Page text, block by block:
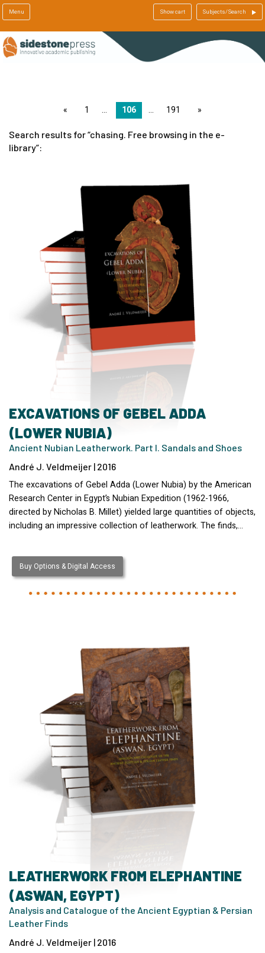
Menu Show cart Subjects/Search
page1 106 191 page
Search results for chasing. Free browsing in the e-
library :
EXCAVATIONS OF GEBEL ADDA
(LOWER NUBIA)
Ancient Nubian Leatherwork. Part I. Sandals and Shoes
André J. Veldmeijer | 2016
The excavations of Gebel Adda (Lower Nubia) by the American
Research Center in Egypt’s Nubian Expedition (1962-1966,
directed by Nicholas B. Millet) yielded large quantities of objects,
including an impressive collection of leatherwork. The finds,…
Buy Options & Digital Access
LEATHERWORK FROM ELEPHANTINE
(ASWAN, EGYPT)
Analysis and Catalogue of the Ancient Egyptian & Persian
Leather Finds
André J. Veldmeijer | 2016